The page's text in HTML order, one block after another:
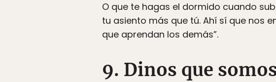
O que te hagas el dormido cuando
tu asiento más que tú. Ahí sí que nos
que aprendan los demás”.
9. Dinos que